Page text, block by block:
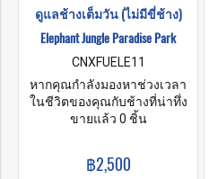
ดูแลช้างเต็มวัน (ไม่มีขี่ช้าง)
Elephant Jungle Paradise Park
CNXFUELE11
หากคุณกำลังมองหาช่วงเวลา
ในชีวิตของคุณกับช้างที่น่าทึ่ง
ที่สุด คุณต้องไปที่ Elephant
ช้างของคุณ และเพลิดเพลินกับ
ขายแล้ว 0 ชิ้น
฿2,500